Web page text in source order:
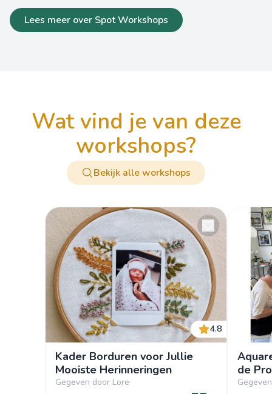
Lees meer over Spot Workshops
wat vind je van deze
workshops?
Bekijk alle workshops
4.8
Kader Borduren voor Jullie
Mooiste Herinneringen
Gegeven door Lore
de